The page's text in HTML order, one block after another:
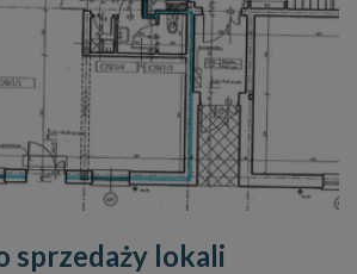
sprzedaży lokali